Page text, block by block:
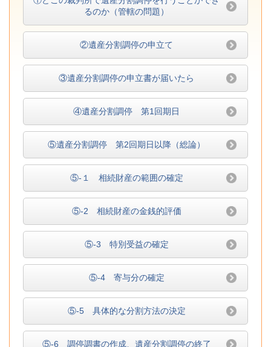
るのか（管轄の問題）
②遺産分割調停の申立て
③遺産分割調停の申立書が届いたら
④遺産分割調停 第1回期日
⑤遺産分割調停 第2回期日以降（総論）
⑤-１ 相続財産の範囲の確定
⑤-2 相続財産の金銭的評価
⑤-3 特別受益の確定
⑤-4 寄与分の確定
⑤-5 具体的な分割方法の決定
⑤-6 調停調書の作成、遺産分割調停の終了